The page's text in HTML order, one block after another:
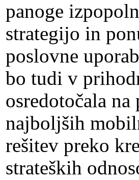
panoge
strategijo in
poslovne
bo tudi v
osredotočala na
najboljših
rešitev preko
strateških